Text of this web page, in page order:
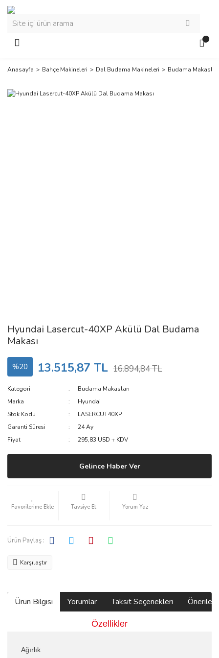
Anasayfa Bahçe Makineleri Dal Budama Makineleri Budama Makasları
Hyundai Lasercut-40XP Akülü Dal Budama
Makası
%20 13.515,87 TL 16.894,84 TL
Kategori
Budama Makasları
Marka
Hyundai
Stok Kodu
LASERCUT40XP
Garanti Süresi
24 Ay
Fiyat
295,83 USD + KDV
Gelince Haber Ver
Tavsiye Et Yorum Yaz
Ürün Paylaş :
Karşılaştır
Ürün Bilgisi Yorumlar Taksit Seçenekleri
Özellikler
Ağırlık